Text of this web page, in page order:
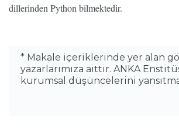
dillerinden Python bilmektedir.
* Makale içeriklerinde yer alan
yazarlarımıza aittir. ANKA
kurumsal düşüncelerini